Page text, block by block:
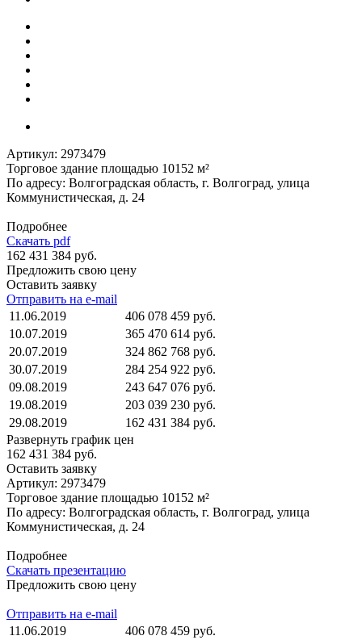
Артикул: 2973479
Торговое здание площадью 10152 м²
По адресу: Волгоградская область, г. Волгоград, улица
Коммунистическая, д. 24
Подробнее
Скачать pdf
162 431 384 руб.
Предложить свою цену
Оставить заявку
Отправить на e-mail
11.06.2019
406 078 459 руб.
10.07.2019
365 470 614 руб.
20.07.2019
324 862 768 руб.
30.07.2019
284 254 922 руб.
09.08.2019
243 647 076 руб.
19.08.2019
203 039 230 руб.
29.08.2019
162 431 384 руб.
Развернуть график цен
162 431 384 руб.
Оставить заявку
Артикул: 2973479
Торговое здание площадью 10152 м²
По адресу: Волгоградская область, г. Волгоград, улица
Коммунистическая, д. 24
Подробнее
Скачать презентацию
Предложить свою цену
Отправить на e-mail
11.06.2019
406 078 459 руб.